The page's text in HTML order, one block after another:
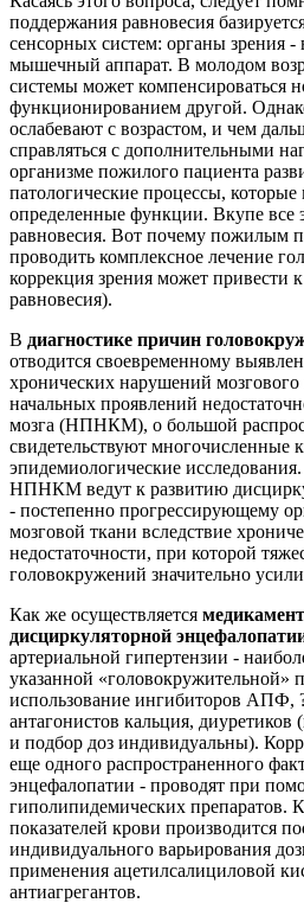
поддержания равновесия
сенсорных систем: органы зрения -
мышечный аппарат. В молодом
системы может компенсироваться
функционированием другой.
ослабевают с возрастом, и чем
справляться с дополнительными
организме пожилого пациента
патологические процессы,
определенные функции. Вкупе все
равновесия. Вот почему пожилым
проводить комплексное лечение
коррекция зрения может привести
равновесия).
В диагностике причин
отводится своевременному
хронических нарушений
начальных проявлений
мозга (НПНКМ), о большой
свидетельствуют многочисленные
эпидемиологические
НПНКМ ведут к развитию
- постепенно прогрессирующему
мозговой ткани вследствие
недостаточности, при которой
головокружений значительно
Как же осуществляется
дисциркуляторной
артериальной гипертензии -
указанной «головокружительной»
использование ингибиторов АПФ,
антагонистов кальция,
и подбор доз индивидуальны).
еще одного распространенного
энцефалопатии - проводят при
гиполипидемических препаратов.
показателей крови производится
индивидуального варьирования
применения ацетилсалициловой
антиагрегантов.